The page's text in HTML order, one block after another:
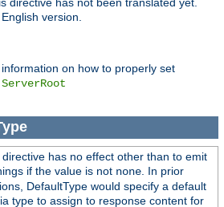
directive has not been translated yet.
version.
on how to properly set
ServerRoot
directive has no effect other than to emit
if the value is not none. In prior
DefaultType would specify a default
type to assign to response content for